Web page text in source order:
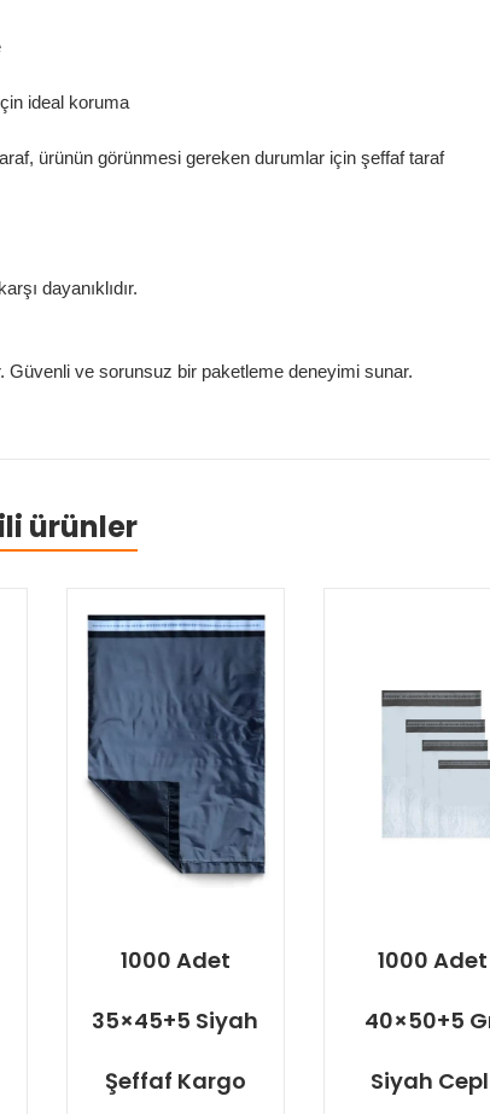
ideal koruma
ürünün görünmesi gereken durumlar için şeffaf taraf
dayanıklıdır.
Güvenli ve sorunsuz bir paketleme deneyimi sunar.
ürünler
1000 Adet
35×45+5 Siyah
Şeffaf Kargo
1000 Adet
40×50+5
Siyah